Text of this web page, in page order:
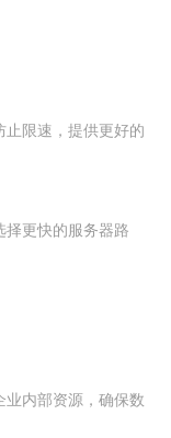
限速，提供更好的
更快的服务器路
业内部资源，确保数